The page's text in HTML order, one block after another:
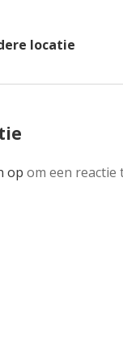
locatie
op om een reactie